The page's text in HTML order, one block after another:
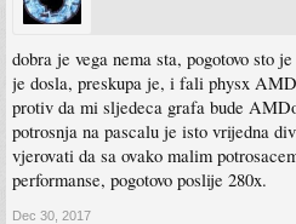
dobra je vega nema sta, pogotovo
je dosla, preskupa je, i fali physx
protiv da mi sljedeca grafa bude
potrosnja na pascalu je isto vrijedna
vjerovati da sa ovako malim
performanse, pogotovo poslije 280x.
Dec 30, 2017